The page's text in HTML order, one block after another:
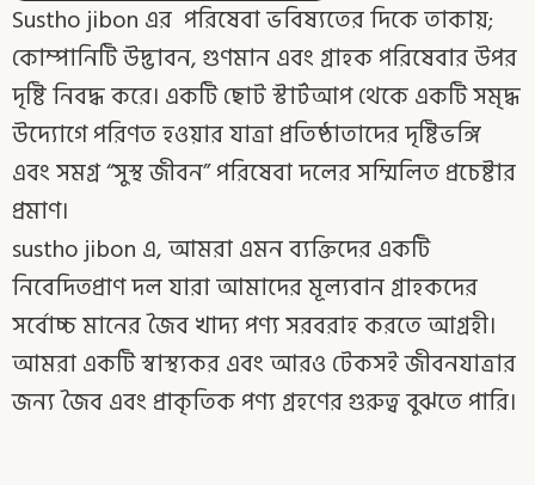
Sustho jibon এর পরিষেবা ভবিষ্যতের দিকে তাকায়;
কোম্পানিটি উদ্ভাবন, গুণমান এবং গ্রাহক পরিষেবার উপর
দৃষ্টি নিবদ্ধ করে। একটি ছোট স্টার্টআপ থেকে একটি সমৃদ্ধ
উদ্যোগে পরিণত হওয়ার যাত্রা প্রতিষ্ঠাতাদের দৃষ্টিভঙ্গি
এবং সমগ্র “সুস্থ জীবন” পরিষেবা দলের সম্মিলিত প্রচেষ্টার
প্রমাণ।
sustho jibon এ, আমরা এমন ব্যক্তিদের একটি
নিবেদিতপ্রাণ দল যারা আমাদের মূল্যবান গ্রাহকদের
সর্বোচ্চ মানের জৈব খাদ্য পণ্য সরবরাহ করতে আগ্রহী।
আমরা একটি স্বাস্থ্যকর এবং আরও টেকসই জীবনযাত্রার
জন্য জৈব এবং প্রাকৃতিক পণ্য গ্রহণের গুরুত্ব বুঝতে পারি।